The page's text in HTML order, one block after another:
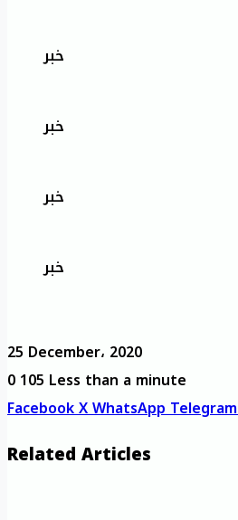
خبر
خبر
خبر
خبر
25 December، 2020
0105 Less than a minute
FacebookXWhatsAppTelegram
Related Articles